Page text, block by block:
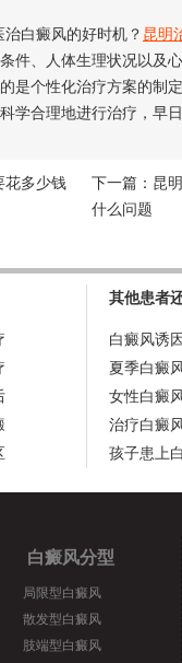
白癜风的好时机？ 昆明
件、人体生理状况以及
是个性化治疗方案的制
学合理地进行治疗，早
花多少钱 下一篇： 昆
什么问题
其他患者
白癜风诱
夏季白癜
女性白癜
治疗白癜
孩子患上
白癜风分型
局限型白癜风
散发型白癜风
肢端型白癜风